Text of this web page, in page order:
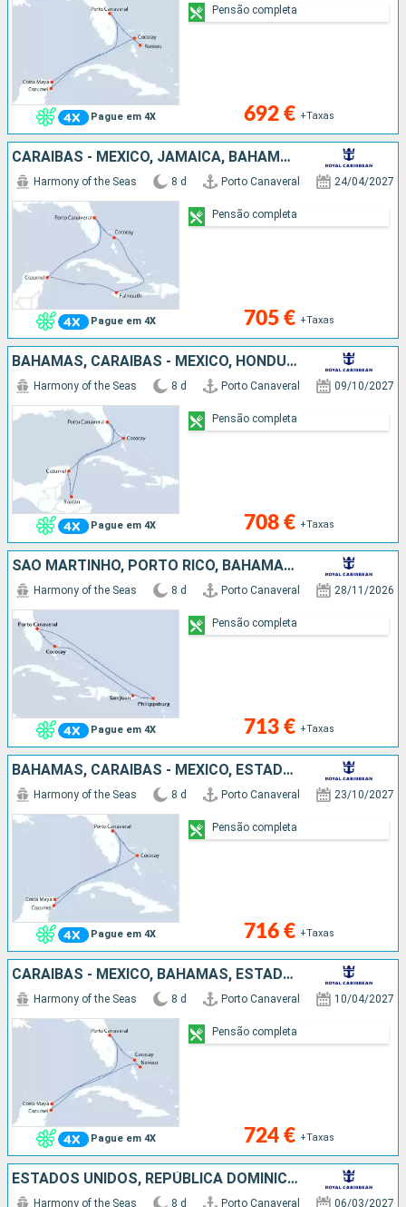
Pague em 4X 692 € +Taxas
Pensão completa
CARAIBAS - MEXICO, JAMAICA, BAHAMAS, ESTADOS UNIDOS
Pague em 4X
Harmony of the Seas 8 d Porto Canaveral 24/04/2027
705 € +Taxas
Pensão completa
BAHAMAS, CARAIBAS - MEXICO, HONDURAS, ESTADOS UNIDOS
Pague em 4X
Harmony of the Seas 8 d Porto Canaveral 09/10/2027
708 € +Taxas
Pensão completa
SÃO MARTINHO, PORTO RICO, BAHAMAS, ESTADOS UNIDOS
Pague em 4X
Harmony of the Seas 8 d Porto Canaveral 28/11/2026
713 € +Taxas
Pensão completa
BAHAMAS, CARAIBAS - MEXICO, ESTADOS UNIDOS
Pague em 4X
Harmony of the Seas 8 d Porto Canaveral 23/10/2027
716 € +Taxas
Pensão completa
CARAIBAS - MEXICO, BAHAMAS, ESTADOS UNIDOS
Pague em 4X
Harmony of the Seas 8 d Porto Canaveral 10/04/2027
724 € +Taxas
Pensão completa
ESTADOS UNIDOS, REPÚBLICA DOMINICANA, BAHAMAS
Harmony of the Seas 8 d Porto Canaveral 06/03/2027